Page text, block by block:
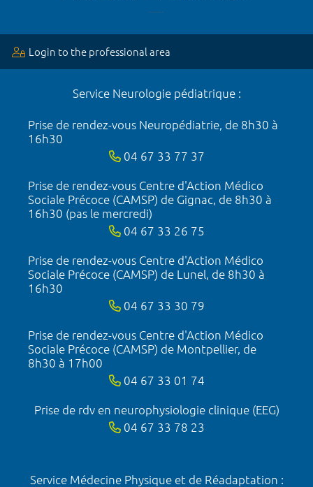
Login to the professional area
Service Neurologie pédiatrique :
Prise de rendez-vous Neuropédiatrie, de 8h30 à
16h30
04 67 33 77 37
Prise de rendez-vous Centre d'Action Médico
Sociale Précoce (CAMSP) de Gignac, de 8h30 à
16h30 (pas le mercredi)
04 67 33 26 75
Prise de rendez-vous Centre d'Action Médico
Sociale Précoce (CAMSP) de Lunel, de 8h30 à
16h30
04 67 33 30 79
Prise de rendez-vous Centre d'Action Médico
Sociale Précoce (CAMSP) de Montpellier, de
8h30 à 17h00
04 67 33 01 74
Prise de rdv en neurophysiologie clinique (EEG)
04 67 33 78 23
Service Médecine Physique et de Réadaptation :